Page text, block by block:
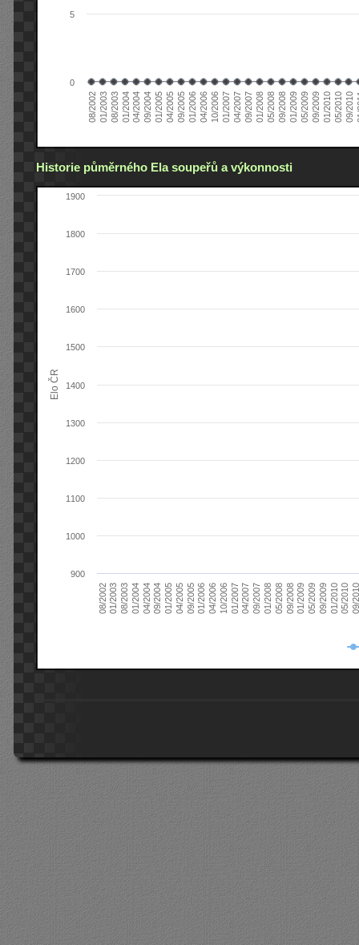
08/200201/200308/200301/200404/200409/200401/200504/200509/200501/200604/200610/200601/200704/200709/200701/200805/200809/200801/200905/200909/200901/201005/201009/2010
0
5
Historie půměrného Ela soupeřů a výkonnosti
Elo ČR
08/200201/200308/200301/200404/200409/200401/200504/200509/200501/200604/200610/200601/200704/200709/200701/200805/200809/200801/200905/200909/200901/201005/201009/
900
1000
1100
1200
1300
1400
1500
1600
1700
1800
1900